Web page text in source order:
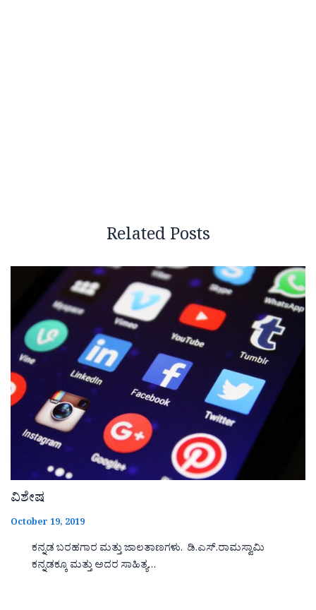
Related Posts
ವಿಶೇಷ
October 19, 2019
ಕನ್ನಡ ಬರಹಗಾರ ಮತ್ತು ಜಾಲತಾಣಗಳು. ಡಿ.ಎಸ್.ರಾಮಸ್ವಾಮಿ
ಕನ್ನಡಕ್ಕೂ ಮತ್ತು ಅದರ ಸಾಹಿತ್ಯ…